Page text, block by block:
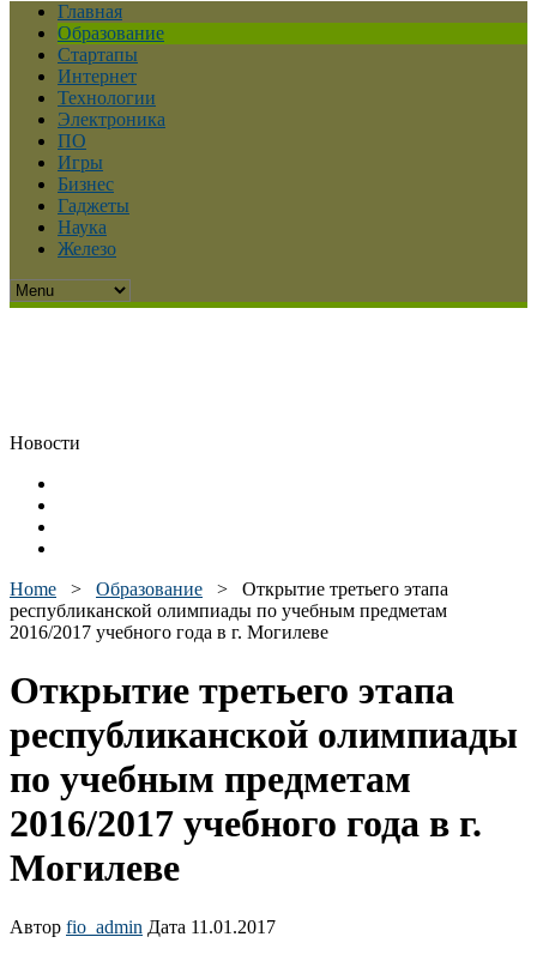
Главная
Образование
Стартапы
Интернет
Технологии
Электроника
ПО
Игры
Бизнес
Гаджеты
Наука
Железо
Новости
Home > Образование > Открытие третьего этапа
республиканской олимпиады по учебным предметам
2016/2017 учебного года в г. Могилеве
Открытие третьего этапа
республиканской олимпиады
по учебным предметам
2016/2017 учебного года в г.
Могилеве
Автор fio_admin Дата 11.01.2017